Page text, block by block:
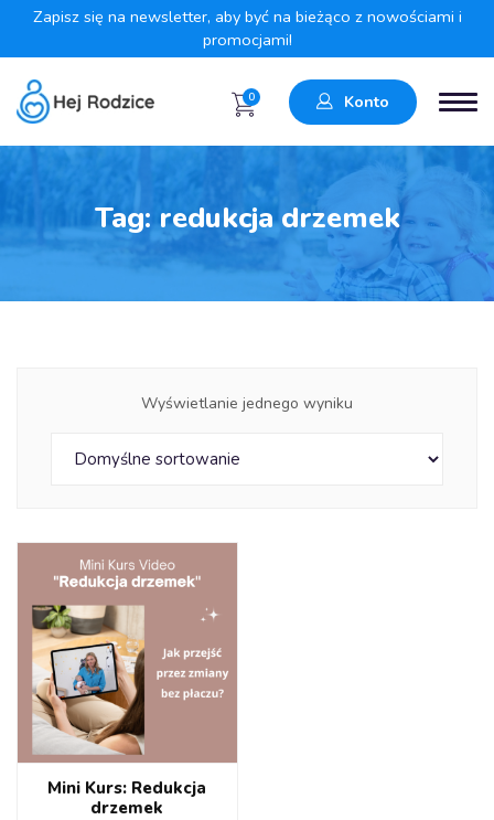
Zapisz się na newsletter, aby być na bieżąco z nowościami i
promocjami!
0 Konto
Tag:redukcja drzemek
Wyświetlanie jednego wyniku
Mini Kurs: Redukcja
drzemek